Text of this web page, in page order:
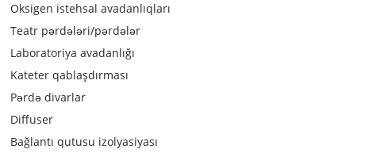
Oksigen istehsal avadanlıqları
Teatr pərdələri/pərdələr
Laboratoriya avadanlığı
Kateter qablaşdırması
Pərdə divarlar
Diffuser
Bağlantı qutusu izolyasiyası